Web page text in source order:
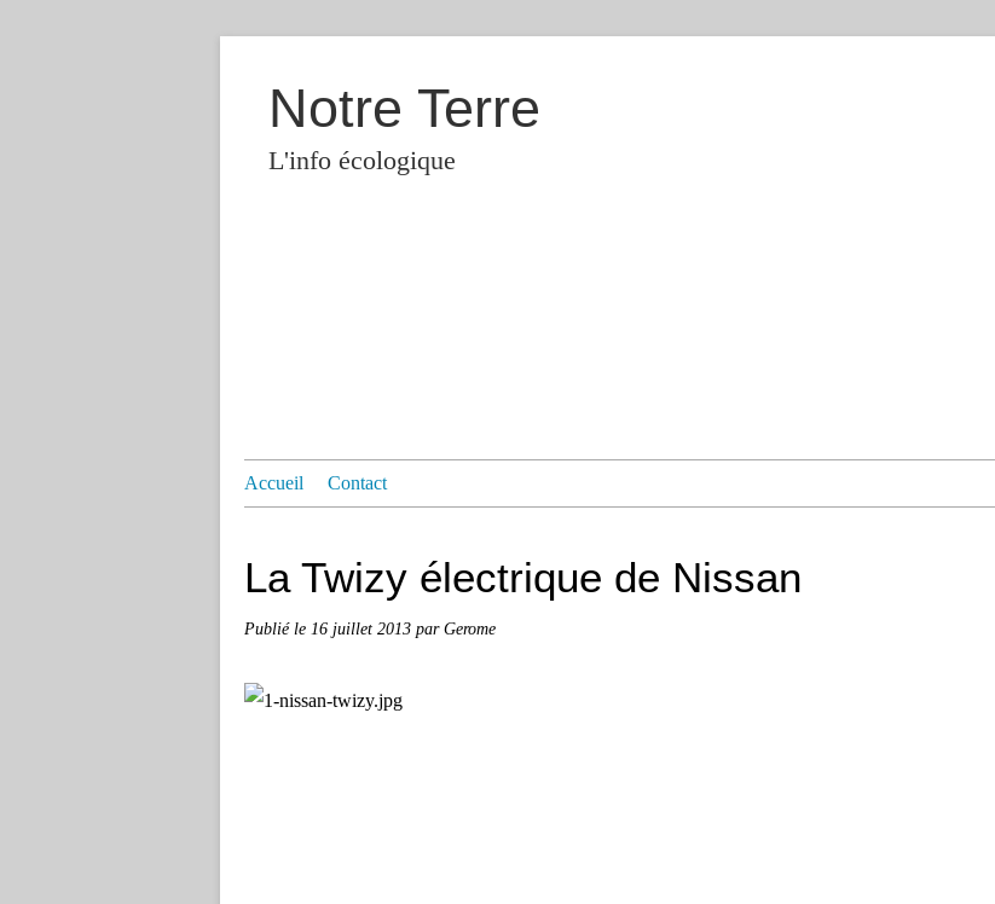
Notre Terre
L'info écologique
Accueil Contact
La Twizy électrique de Nissan
Publié le 16 juillet 2013 par Gerome